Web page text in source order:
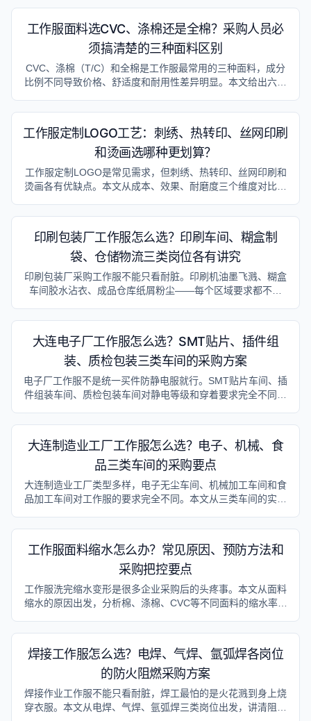
工作服面料选CVC、涤棉还是全棉？采购人员必
须搞清楚的三种面料区别
CVC、涤棉（T/C）和全棉是工作服最常用的三种面料，成分
比例不同导致价格、舒适度和耐用性差异明显。本文给出六种
工作服定制LOGO工艺：刺绣、热转印、丝网印刷
和烫画选哪种更划算？
工作服定制LOGO是常见需求，但刺绣、热转印、丝网印刷和
烫画各有优缺点。本文从成本、效果、耐磨度三个维度对比四
印刷包装厂工作服怎么选？印刷车间、糊盒制
袋、仓储物流三类岗位各有讲究
印刷包装厂采购工作服不能只看耐脏。印刷机油墨飞溅、糊盒
车间胶水沾衣、成品仓库纸屑粉尘——每个区域要求都不一
大连电子厂工作服怎么选？SMT贴片、插件组
装、质检包装三类车间的采购方案
电子厂工作服不是统一买件防静电服就行。SMT贴片车间、插
件组装车间、质检包装车间对静电等级和穿着要求完全不同。
大连制造业工厂工作服怎么选？电子、机械、食
品三类车间的采购要点
大连制造业工厂类型多样，电子无尘车间、机械加工车间和食
品加工车间对工作服的要求完全不同。本文从三类车间的实际
工作服面料缩水怎么办？常见原因、预防方法和
采购把控要点
工作服洗完缩水变形是很多企业采购后的头疼事。本文从面料
缩水的原因出发，分析棉、涤棉、CVC等不同面料的缩水率表
焊接工作服怎么选？电焊、气焊、氩弧焊各岗位
的防火阻燃采购方案
焊接作业工作服不能只看耐脏，焊工最怕的是火花溅到身上烧
穿衣服。本文从电焊、气焊、氩弧焊三类岗位出发，讲清阻燃